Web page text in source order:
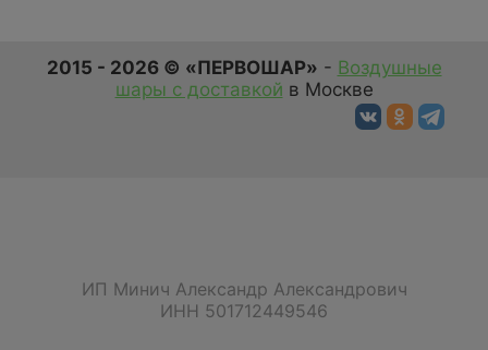
2015 - 2026 © «ПЕРВОШАР» - Воздушные
шары с доставкой в Москве
ИП Минич Александр Александрович
ИНН 501712449546